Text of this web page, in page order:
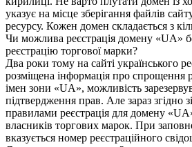
указує на місце зберігання файлів
ресурсу. Кожен домен складається з
Чи можлива реєстрація домену «UA»
реєстрацію торгової марки?
Два роки тому на сайті українського
розміщена інформація про спрощення
імен зони «UA», можливість
підтвердження прав. Але зараз згідно
правилами реєстрація для домену
власників торгових марок. При
вказується номер реєстраційного